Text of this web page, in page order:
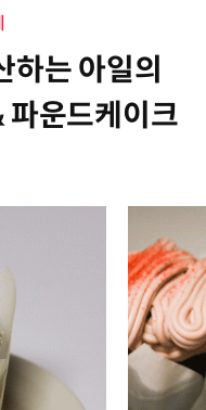
는 아일의
파운드케이크